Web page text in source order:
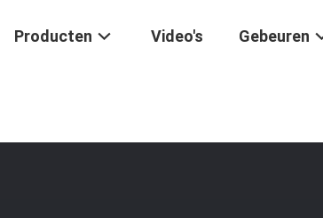
Producten Video's Gebeuren